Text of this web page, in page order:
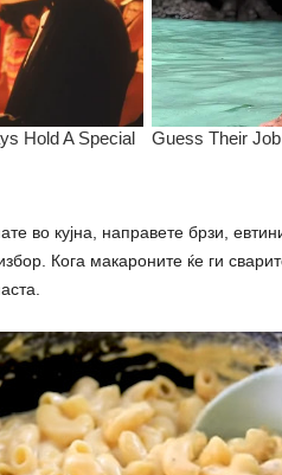
во кујна, направете брзи,
Кога макароните ќе ги